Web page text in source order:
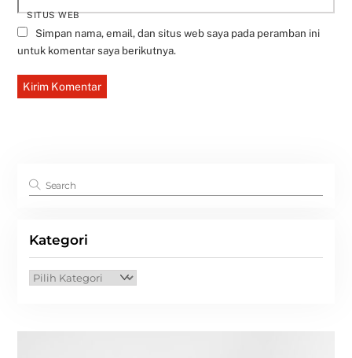
SITUS WEB
Simpan nama, email, dan situs web saya pada peramban ini
untuk komentar saya berikutnya.
Kategori
Kategori